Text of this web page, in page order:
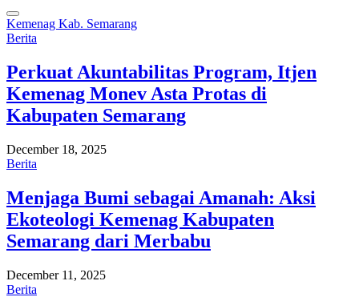
Kemenag Kab. Semarang
Berita
Perkuat Akuntabilitas Program, Itjen
Kemenag Monev Asta Protas di
Kabupaten Semarang
December 18, 2025
Berita
Menjaga Bumi sebagai Amanah: Aksi
Ekoteologi Kemenag Kabupaten
Semarang dari Merbabu
December 11, 2025
Berita